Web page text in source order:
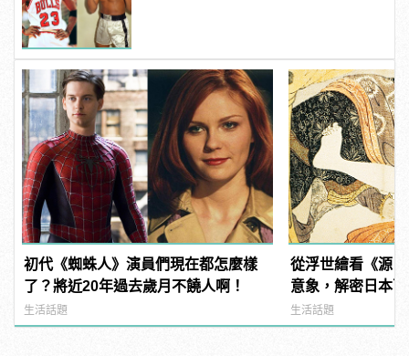
初代《蜘蛛人》演員們現在都怎麼樣
了？將近20年過去歲月不饒人啊！
生活話題
從浮世繪看《源
意象，解密日本
生活話題